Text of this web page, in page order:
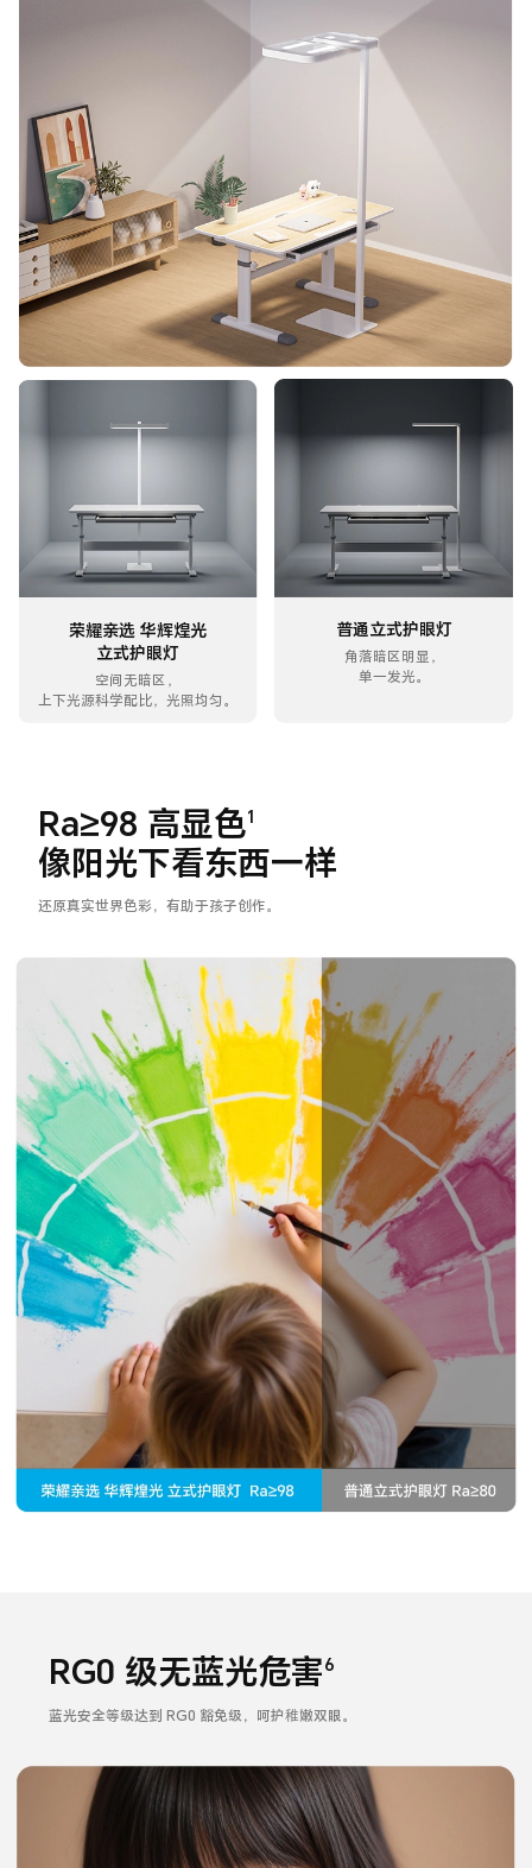
荣耀亲选 华辉煌光
立式护眼灯
空间无暗区，
上下光源科学配比，光照均匀。
普通立式护眼灯
角落暗区明显，
单一发光。
Ra≥98 高显色1
像阳光下看东西一样
还原真实世界色彩，有助于孩子创作。
RG0 级无蓝光危害6
蓝光安全等级达到 RG0 豁免级，呵护稚嫩双眼。